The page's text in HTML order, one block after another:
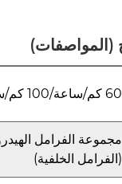
(المواصفات)
60 كم/ساعة/100 كم/ساعة
مجموعة الفرامل
(الفرامل الخلفية)